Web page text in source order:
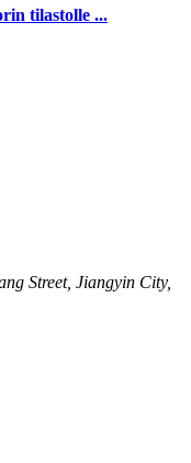
tilastolle ...
Street, Jiangyin City,